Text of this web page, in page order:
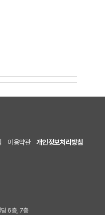
이용약관
개인정보처리방침
6층, 7층